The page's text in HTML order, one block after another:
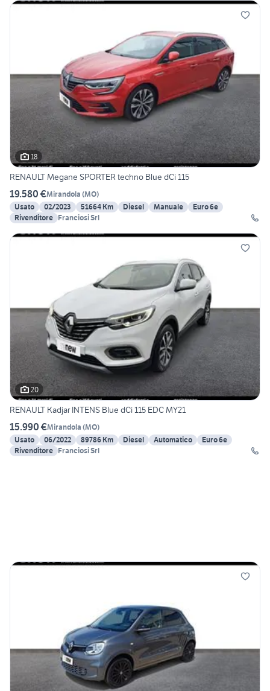
18
RENAULT Megane SPORTER techno Blue dCi 115
19.580 €Mirandola (MO)
Usato
02/2023 51664 Km Diesel Manuale
Euro 6e
Rivenditore Franciosi Srl
20
RENAULT Kadjar INTENS Blue dCi 115 EDC MY21
15.990 €Mirandola (MO)
Usato
06/2022 89786 Km Diesel Automatico
Euro 6e
Rivenditore Franciosi Srl